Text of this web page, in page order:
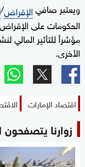
ويعتبر صافيالإقراض/
الحكومات على الإقراض
مؤشراً للتأثير المالي
الأخرى.
اقتصاد الإمارات
زوارنا يتصفحون